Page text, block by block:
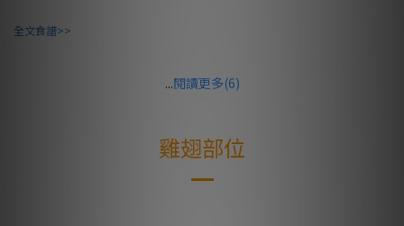
全文食譜>>
...閱讀更多(6)
雞翅部位